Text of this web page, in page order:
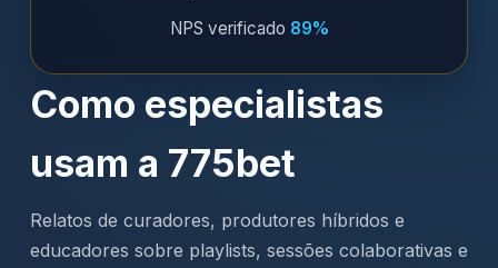
NPS verificado 89%
Como especialistas
usam a 775bet
Relatos de curadores, produtores híbridos e
educadores sobre playlists, sessões colaborativas e